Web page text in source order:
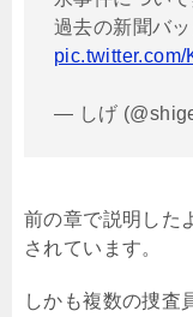
過去の新聞バ
pic.twitter.com/
— しげ
前の章で説明した
されています。
しかも複数の捜査